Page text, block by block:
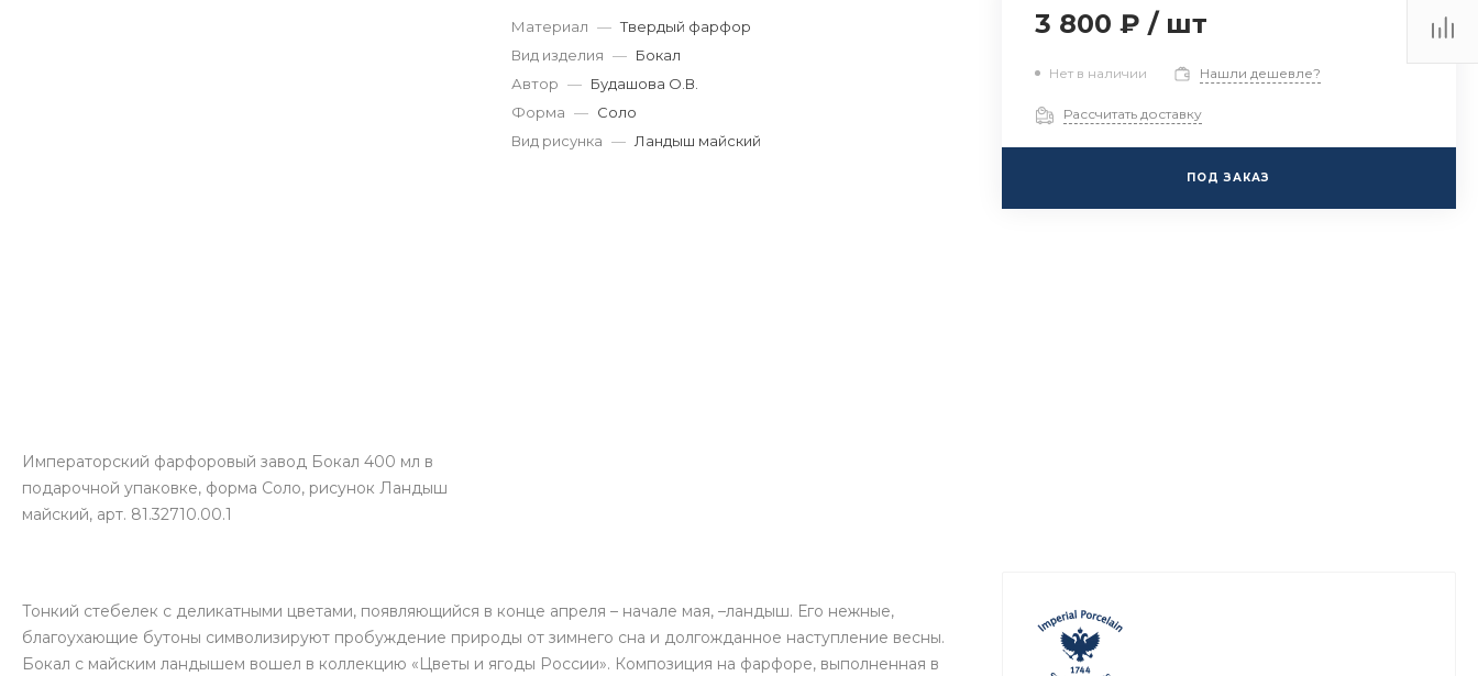
Императорский фарфоровый завод Бокал 400 мл в
подарочной упаковке, форма Соло, рисунок Ландыш
майский, арт. 81.32710.00.1
Материал — Твердый фарфор
Вид изделия — Бокал
Автор — Будашова О.В.
Форма — Соло
Вид рисунка — Ландыш майский
3 800 ₽ / шт
Нет в наличии Нашли дешевле?
Рассчитать доставку
ПОД ЗАКАЗ
Тонкий стебелек с деликатными цветами, появляющийся в конце апреля – начале мая, –ландыш. Его нежные,
благоухающие бутоны символизируют пробуждение природы от зимнего сна и долгожданное наступление весны.
Бокал с майским ландышем вошел в коллекцию «Цветы и ягоды России». Композиция на фарфоре, выполненная в